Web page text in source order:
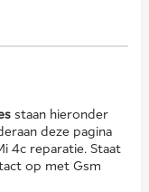
staan hieronder
deze pagina
4c reparatie. Staat
op met Gsm